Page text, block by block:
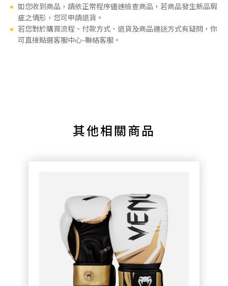
如您收到商品，請依正常程序儘速檢查商品，若商品發生新品瑕
疵之情形，您可申請退貨。
若您對於購買流程、付款方式、退貨及商品運送方式有疑問，你
可直接點選客服中心-聯絡客服。
其他相關商品